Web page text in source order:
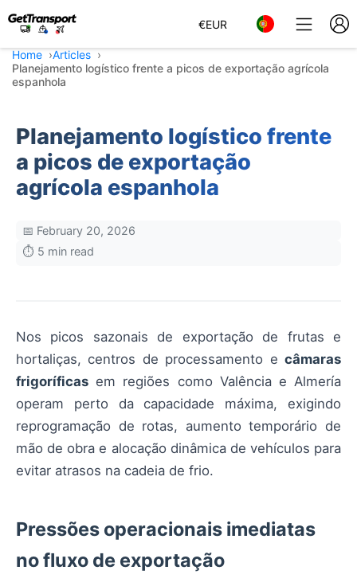
€EUR
Home
Articles
Planejamento logístico frente a picos de exportação agrícola
espanhola
Planejamento logístico frente
a picos de exportação
agrícola espanhola
📅 February 20, 2026
⏱️ 5 min read
Nos picos sazonais de exportação de frutas e
hortaliças, centros de processamento e câmaras
frigoríficas em regiões como Valência e Almería
operam perto da capacidade máxima, exigindo
reprogramação de rotas, aumento temporário de
mão de obra e alocação dinâmica de vehículos para
evitar atrasos na cadeia de frio.
Pressões operacionais imediatas
no fluxo de exportação